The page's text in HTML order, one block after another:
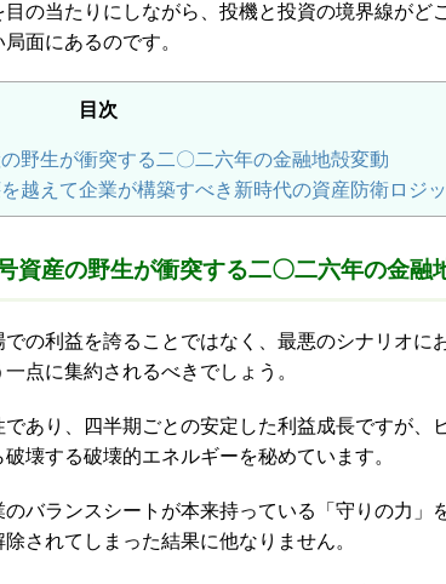
の当たりにしながら、投機と投資の境界線がど
面にあるのです。
目次
野生が衝突する二〇二六年の金融地殻変動
越えて企業が構築すべき新時代の資産防衛ロジ
資産の野生が衝突する二〇二六年の金融
の利益を誇ることではなく、最悪のシナリオに
点に集約されるべきでしょう。
であり、四半期ごとの安定した利益成長ですが、
壊する破壊的エネルギーを秘めています。
バランスシートが本来持っている「守りの力」
されてしまった結果に他なりません。